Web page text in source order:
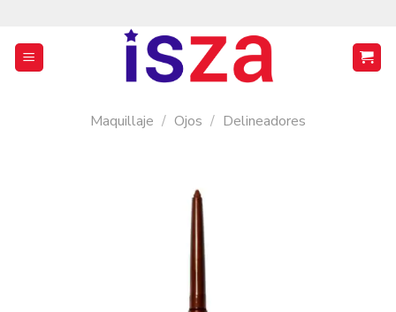
contenido
Maquillaje / Ojos / Delineadores